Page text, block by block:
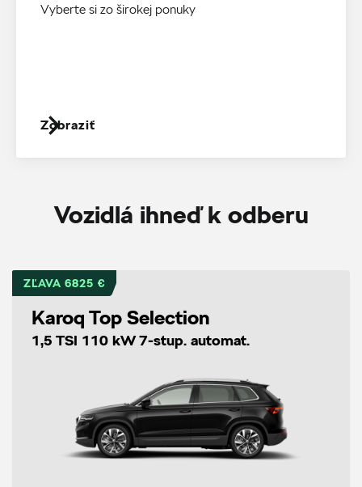
Vyberte si zo širokej ponuky
Zobraziť
Vozidlá ihneď k odberu
ZĽAVA 6825 €
Karoq Top Selection
1,5 TSI 110 kW 7-stup. automat.